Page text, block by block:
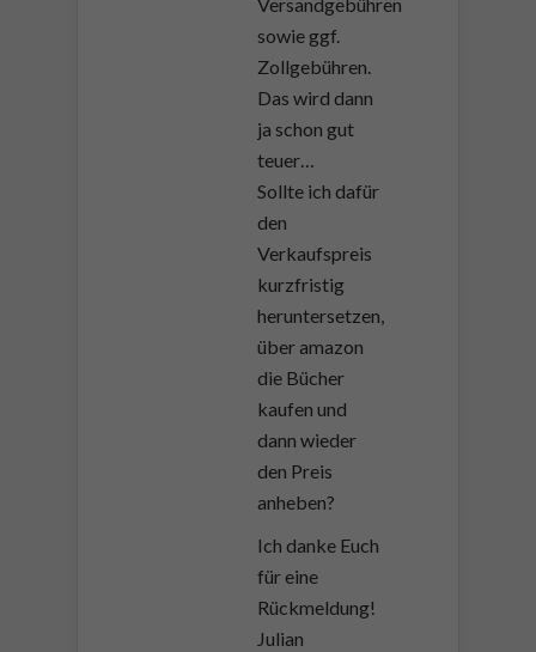
Versandgebühren
sowie ggf.
Zollgebühren.
Das wird dann
ja schon gut
teuer…
Sollte ich dafür
den
Verkaufspreis
kurzfristig
heruntersetzen,
über amazon
die Bücher
kaufen und
dann wieder
den Preis
anheben?
Ich danke Euch
für eine
Rückmeldung!
Julian